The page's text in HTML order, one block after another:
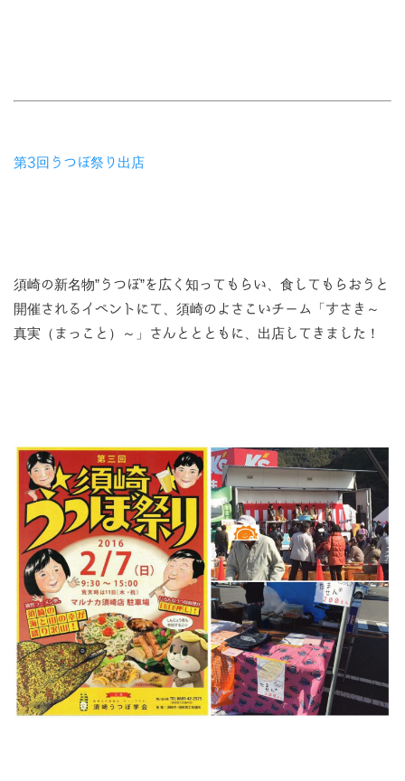
第3回うつぼ祭り出店
須崎の新名物”うつぼ”を広く知ってもらい、食してもらおうと
開催されるイベントにて、須崎のよさこいチーム「すさき～
真実（まっこと）～」さんととともに、出店してきました！